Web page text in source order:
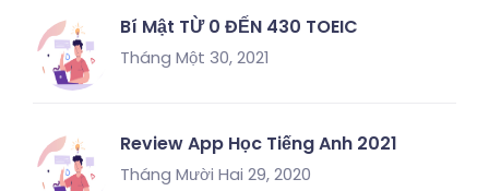
Bí Mật TỪ 0 ĐẾN 430 TOEIC
Tháng Một 30, 2021
Review App Học Tiếng Anh 2021
Tháng Mười Hai 29, 2020